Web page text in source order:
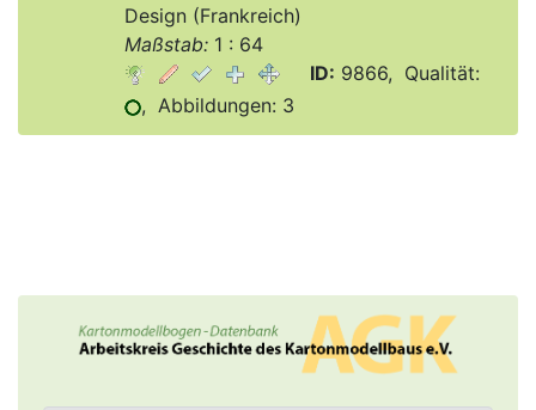
Design (Frankreich)
Maßstab:1 : 64
ID: 9866, Qualität:
, Abbildungen: 3